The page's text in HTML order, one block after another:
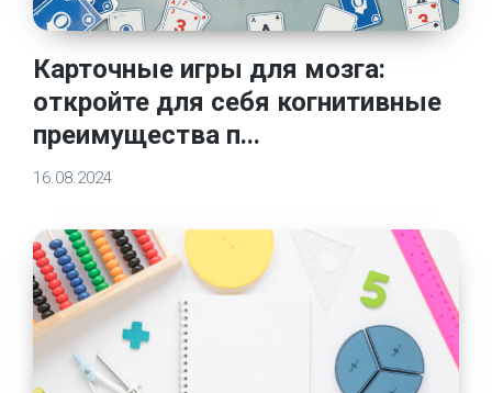
Карточные игры для мозга:
откройте для себя когнитивные
преимущества п...
16.08.2024